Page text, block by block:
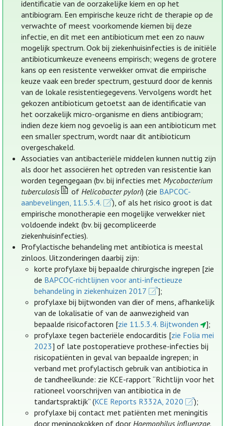
identificatie van de oorzakelijke kiem en op het
antibiogram. Een empirische keuze richt de therapie op de
verwachte of meest voorkomende kiemen bij deze
infectie, en dit met een antibioticum met een zo nauw
mogelijk spectrum. Ook bij ziekenhuisinfecties is de initiële
antibioticumkeuze eveneens empirisch; wegens de grotere
kans op een resistente verwekker omvat die empirische
keuze vaak een breder spectrum, gestuurd door de kennis
van de lokale resistentiegegevens. Vervolgens wordt het
gekozen antibioticum getoetst aan de identificatie van
het oorzakelijk micro-organisme en diens antibiogram;
indien deze kiem nog gevoelig is aan een antibioticum met
een smaller spectrum, wordt naar dit antibioticum
overgeschakeld.
Associaties van antibacteriële middelen kunnen nuttig zijn
als door het associëren het optreden van resistentie kan
worden tegengegaan (bv. bij infecties metMycobacterium
tuberculosis
of Helicobacter pylori) (zie BAPCOC-
aanbevelingen, 11.5.5.4.
), of als het risico groot is dat
empirische monotherapie een mogelijke verwekker niet
voldoende indekt (bv. bij gecompliceerde
ziekenhuisinfecties).
Profylactische behandeling met antibiotica is meestal
zinloos. Uitzonderingen daarbij zijn:
korte profylaxe bij bepaalde chirurgische ingrepen [zie
de BAPCOC-richtlijnen voor anti-infectieuze
behandeling in ziekenhuizen 2017
];
profylaxe bij bijtwonden van dier of mens, afhankelijk
van de lokalisatie of van de aanwezigheid van
bepaalde risicofactoren [zie 11.5.3.4. Bijtwonden
];
profylaxe tegen bacteriële endocarditis [zie Folia mei
2023] of late postoperatieve prothese-infecties bij
risicopatiënten in geval van bepaalde ingrepen; in
verband met profylactisch gebruik van antibiotica in
de tandheelkunde: zie KCE-rapport “Richtlijn voor het
rationeel voorschrijven van antibiotica in de
tandartspraktijk” (KCE Reports R332A, 2020
);
profylaxe bij contact met patiënten met meningitis
door meningokokken of door Haemophilus influenzae.